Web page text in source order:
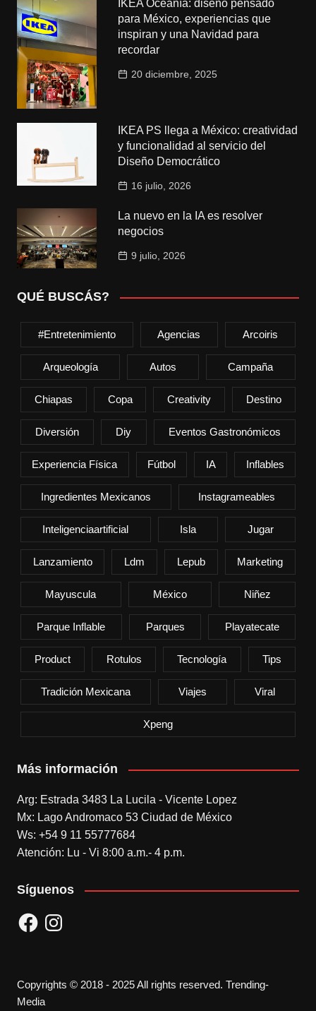
IKEA Oceanía: diseño pensado
para México, experiencias que
inspiran y una Navidad para
recordar
20 diciembre, 2025
IKEA PS llega a México: creatividad
y funcionalidad al servicio del
Diseño Democrático
16 julio, 2026
La nuevo en la IA es resolver
negocios
9 julio, 2026
QUÉ BUSCÁS?
#entretenimiento Agencias Arcoiris
Arqueología Autos Campaña
Chiapas Copa Creativity Destino
Diversión Diy Eventos Gastronómicos
Experiencia Física Fútbol IA Inflables
Ingredientes Mexicanos Instagrameables
Inteligenciaartificial Isla Jugar
Lanzamiento Ldm Lepub Marketing
Mayuscula México Niñez
Parque Inflable Parques Playatecate
Product Rotulos Tecnología Tips
Tradición Mexicana Viajes Viral
Xpeng
Más información
Arg: Estrada 3483 La Lucila - Vicente Lopez
Mx: Lago Andromaco 53 Ciudad de México
Ws: +54 9 11 55777684
Atención: Lu - Vi 8:00 a.m.- 4 p.m.
Síguenos
FacebookInstagram
Copyrights © 2018 - 2025 All rights reserved. Trending-
Media